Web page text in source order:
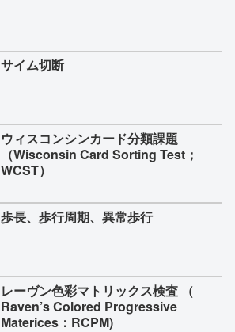
サイム切断
ウィスコンシンカード分類課題
（Wisconsin Card Sorting Test；
WCST）
歩長、歩行周期、異常歩行
レーヴン色彩マトリックス検査 （
Raven’s Colored Progressive
Materices：RCPM)